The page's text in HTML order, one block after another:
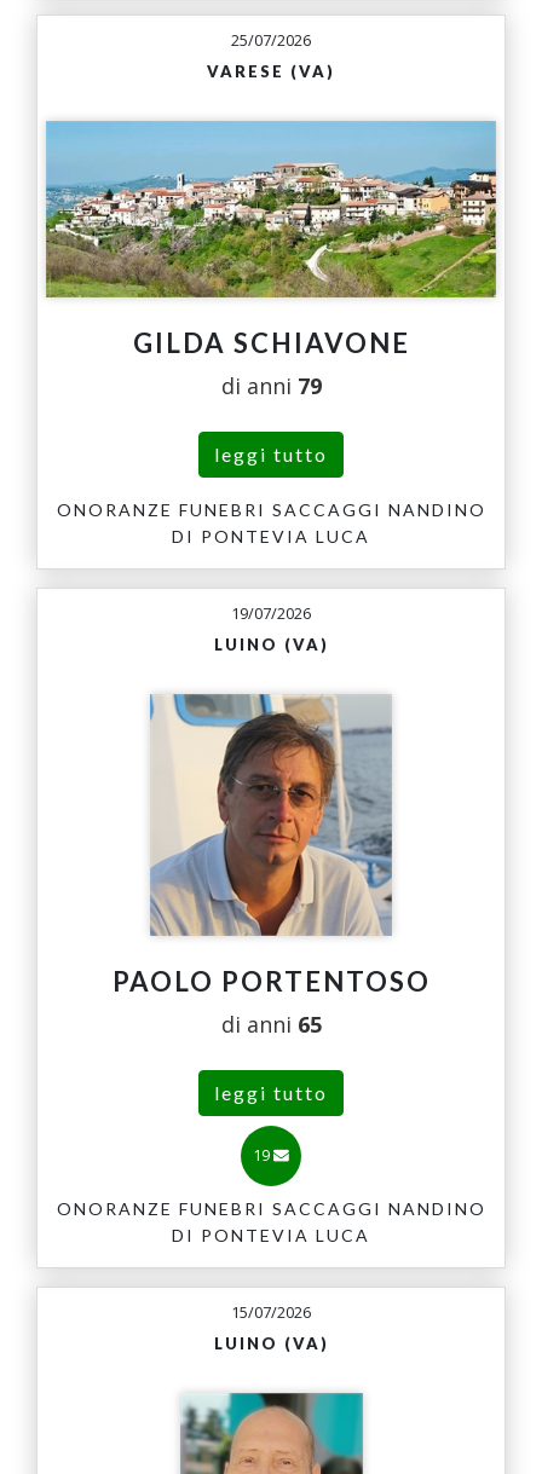
25/07/2026
VARESE (VA)
GILDA SCHIAVONE
di anni 79
leggi tutto
ONORANZE FUNEBRI SACCAGGI NANDINO
DI PONTEVIA LUCA
19/07/2026
LUINO (VA)
PAOLO PORTENTOSO
di anni 65
leggi tutto
19
ONORANZE FUNEBRI SACCAGGI NANDINO
DI PONTEVIA LUCA
15/07/2026
LUINO (VA)